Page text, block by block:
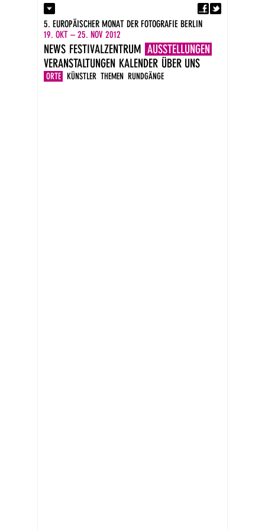
Kontakt
Presse
Newsletter
Impressum
DE
EN
5. EUROPÄISCHER MONAT DER FOTOGRAFIE BERLIN
19. OKT – 25. NOV 2012
NEWS FESTIVALZENTRUM AUSSTELLUNGEN
ORTE KÜNSTLER THEMEN RUNDGÄNGE
VERANSTALTUNGEN KALENDER ÜBER UNS